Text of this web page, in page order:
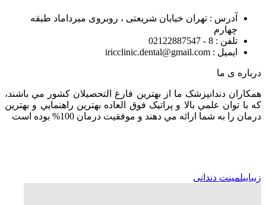
آدرس : تهران خیابان شریعتی ، روبروی میرداماد طبقه
چهارم
تلفن : 8 - 02122887547
ایمیل : iricclinic.dental@gmail.com
درباره ی ما
همکاران دندانپزشک ما از بهترين فارغ التحصيلان کشور مي باشند،
که با توان علمي بالا و پراتيک فوق العاده بهترين راهنمايي و بهترين
درمان را به شما ارائه مي دهند و موفقيت درمان 100% بوده است
زیباییلمینت دندانی